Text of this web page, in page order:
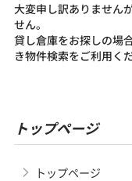
大変申し訳ありません
せん。
貸し倉庫をお探しの場
き物件検索をご利用く
トップページ
トップページ